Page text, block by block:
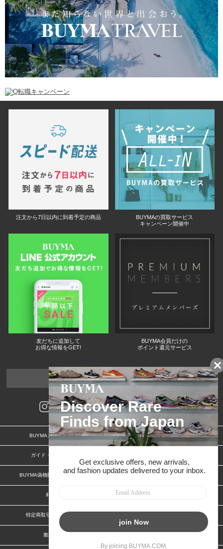
注文から7日以内に到着予定の商品
BUYMAの買取サービス
キャンペーン開催中
友だちに追加して
お得な情報をGET!
BUYMA会員だけの
ポイント還元サービス
ページトップへ
BUYMAスタートガイド 安心への取り組み
ガイド・お問い合わせ
BUYMA偽物販売防止の取り組み BUYMA CARD
利用規約
特定商取引法に関する表記
脆弱性報告